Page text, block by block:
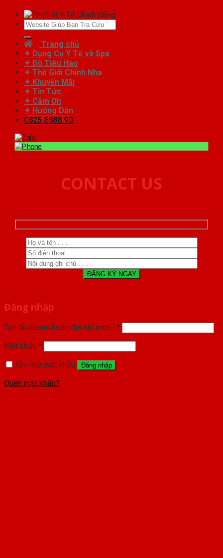
Tìm
Trang chủ
✦ Dụng Cụ Y Tế và Spa
✦ Đồ Tiêu Hao
✦ Thế Giới Chỉnh Nha
✦ Khuyến Mãi
✦ Tin Tức
✦ Cảm Ơn
✦ Hướng Dẫn
0825.8888.90
CONTACT US
Đăng nhập
Tên tài khoản hoặc địa chỉ email *
Mật khẩu *
Ghi nhớ mật khẩu
Đăng nhập
Quên mật khẩu?